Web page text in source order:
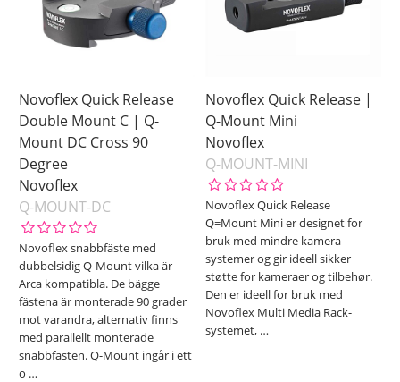
Novoflex Quick Release
Double Mount C | Q-
Mount DC Cross 90
Degree
Novoflex
Q-MOUNT-DC
Novoflex snabbfäste med
dubbelsidig Q-Mount vilka är
Arca kompatibla. De bägge
fästena är monterade 90 grader
mot varandra, alternativ finns
med parallellt monterade
snabbfästen. Q-Mount ingår i ett
o …
Novoflex Quick Release |
Q-Mount Mini
Novoflex
Q-MOUNT-MINI
Novoflex Quick Release
Q=Mount Mini er designet for
bruk med mindre kamera
systemer og gir ideell sikker
støtte for kameraer og tilbehør.
Den er ideell for bruk med
Novoflex Multi Media Rack-
systemet, …